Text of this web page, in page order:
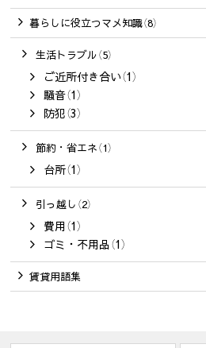
暮らしに役立つマメ知識（8）
生活トラブル（5）
ご近所付き合い（1）
騒音（1）
防犯（3）
節約・省エネ（1）
台所（1）
引っ越し（2）
費用（1）
ゴミ・不用品（1）
賃貸用語集